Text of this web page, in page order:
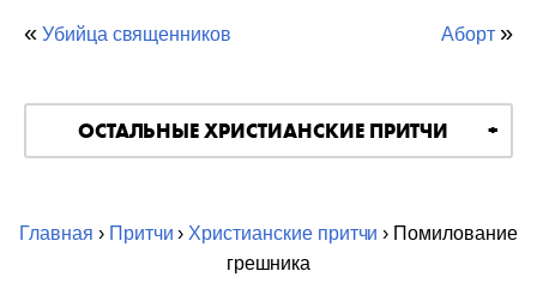
« Убийца священников Аборт »
ОСТАЛЬНЫЕ ХРИСТИАНСКИЕ ПРИТЧИ
Главная › Притчи › Христианские притчи › Помилование
грешника